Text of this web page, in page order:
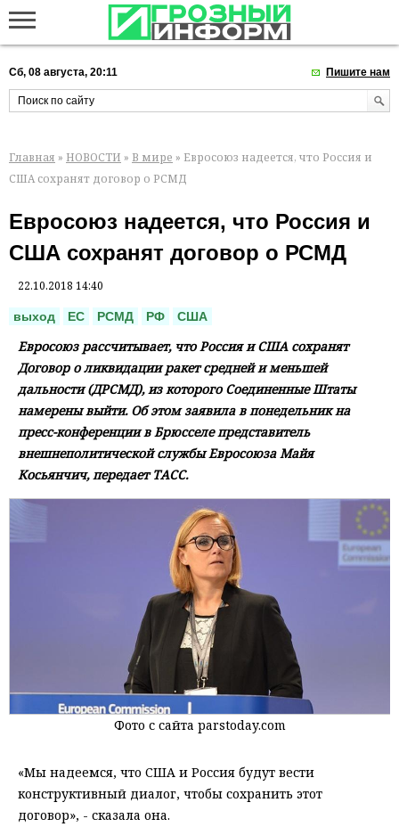
Сб, 08 августа, 20:11 Пишите нам
Главная » НОВОСТИ » В мире » Евросоюз надеется, что Россия и
США сохранят договор о РСМД
Евросоюз надеется, что Россия и
США сохранят договор о РСМД
22.10.2018 14:40
выход ЕС РСМД РФ США
Евросоюз рассчитывает, что Россия и США сохранят
Договор о ликвидации ракет средней и меньшей
дальности (ДРСМД), из которого Соединенные Штаты
намерены выйти. Об этом заявила в понедельник на
пресс-конференции в Брюсселе представитель
внешнеполитической службы Евросоюза Майя
Косьянчич, передает ТАСС.
Фото с сайта parstoday.com
«Мы надеемся, что США и Россия будут вести
конструктивный диалог, чтобы сохранить этот
договор», - сказала она.